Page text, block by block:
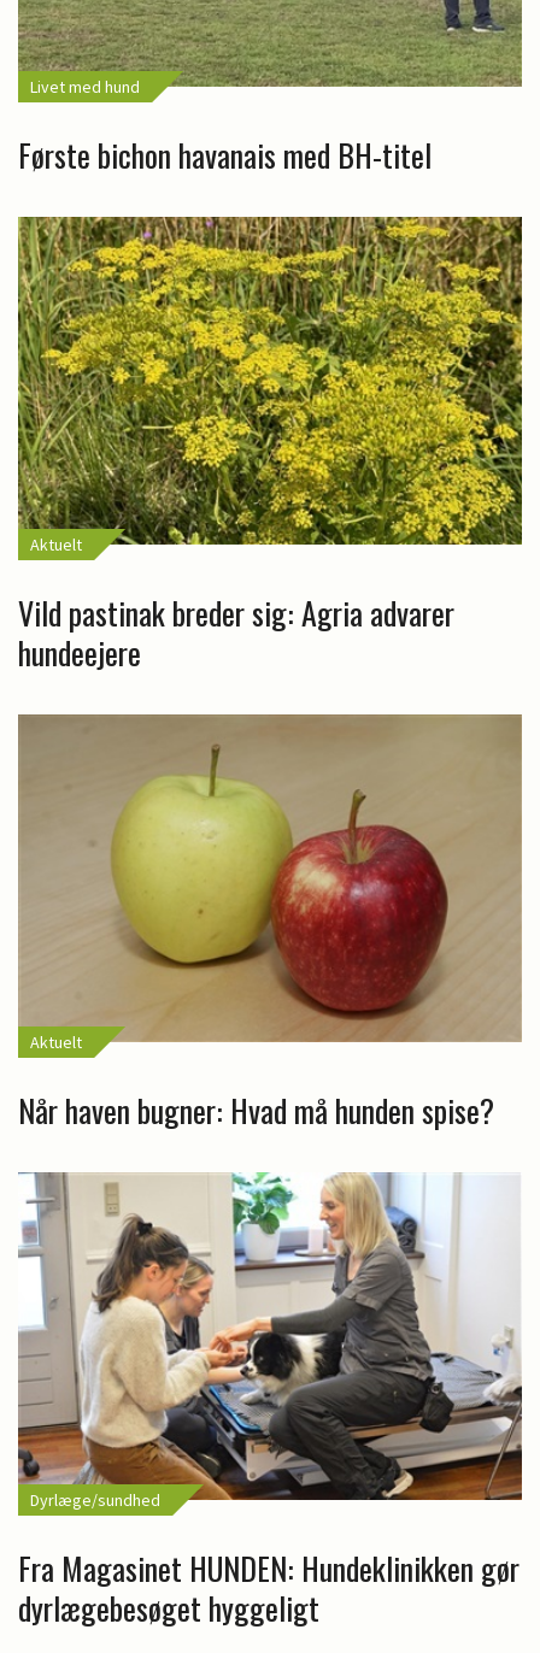
Livet med hund
Første bichon havanais med BH-titel
Aktuelt
Vild pastinak breder sig: Agria advarer
hundeejere
Aktuelt
Når haven bugner: Hvad må hunden spise?
Dyrlæge/sundhed
Fra Magasinet HUNDEN: Hundeklinikken gør
dyrlægebesøget hyggeligt